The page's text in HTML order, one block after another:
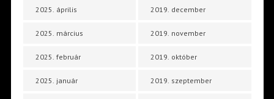
2025. április
2025. március
2025. február
2025. január
2019. december
2019. november
2019. október
2019. szeptember